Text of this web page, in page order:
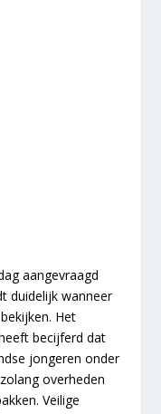
aangevraagd
duidelijk wanneer
Het
becijferd dat
jongeren onder
overheden
Veilige